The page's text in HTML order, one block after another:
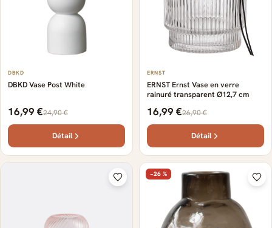
DBKD
DBKD Vase Post White
16,99 €24,90 €
Détail
ERNST
ERNST Ernst Vase en verre
rainuré transparent Ø12,7 cm
16,99 €26,90 €
Détail
−26 %